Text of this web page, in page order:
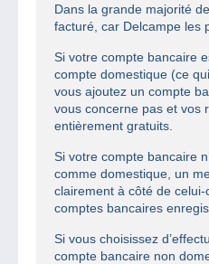
Dans la grande majorité
facturé, car Delcampe les
Si votre compte bancaire
compte domestique (ce
vous ajoutez un compte
vous concerne pas et vos
entièrement gratuits.
Si votre compte bancaire
comme domestique, un
clairement à côté de
comptes bancaires
Si vous choisissez
compte bancaire non